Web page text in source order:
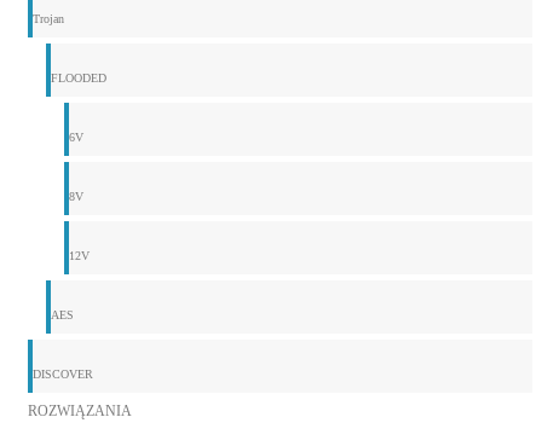
Trojan
FLOODED
6V
8V
12V
AES
DISCOVER
ROZWIĄZANIA